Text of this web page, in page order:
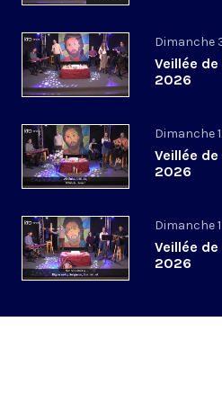
Dimanche
Veillée
2026
Dimanche
Veillée
2026
Dimanche
Veillée
2026